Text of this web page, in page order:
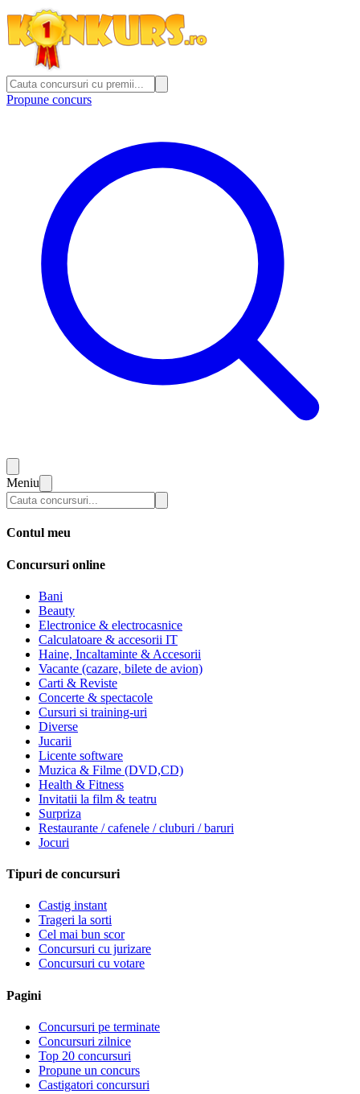
Propune concurs
Meniu
Contul meu
Concursuri online
Bani
Beauty
Electronice & electrocasnice
Calculatoare & accesorii IT
Haine, Incaltaminte & Accesorii
Vacante (cazare, bilete de avion)
Carti & Reviste
Concerte & spectacole
Cursuri si training-uri
Diverse
Jucarii
Licente software
Muzica & Filme (DVD,CD)
Health & Fitness
Invitatii la film & teatru
Surpriza
Restaurante / cafenele / cluburi / baruri
Jocuri
Tipuri de concursuri
Castig instant
Trageri la sorti
Cel mai bun scor
Concursuri cu jurizare
Concursuri cu votare
Pagini
Concursuri pe terminate
Concursuri zilnice
Top 20 concursuri
Propune un concurs
Castigatori concursuri